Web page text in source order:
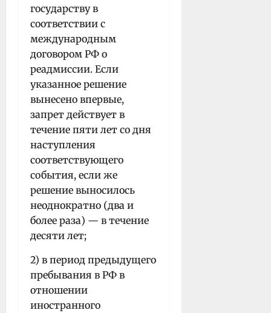
государству в
соответствии с
международным
договором РФ о
реадмиссии. Если
указанное решение
вынесено впервые,
запрет действует в
течение пяти лет со дня
наступления
соответствующего
события, если же
решение выносилось
неоднократно (два и
более раза) — в течение
десяти лет;
2) в период предыдущего
пребывания в РФ в
отношении
иностранного